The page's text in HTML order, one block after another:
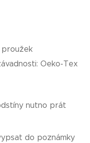
Oeko-Tex
nutno prát
do poznámky